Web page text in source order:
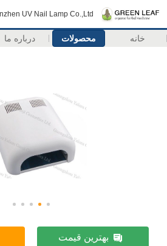
UV Nail Lamp Co.,Ltd.
خانه محصولات درباره ما
بهترین قیمت